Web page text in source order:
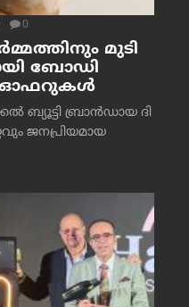
0
മുടി
ബോഡി
ഓഫറുകൾ
ബ്യൂട്ടി ബ്രാൻഡായ ദി
ജനപ്രിയമായ